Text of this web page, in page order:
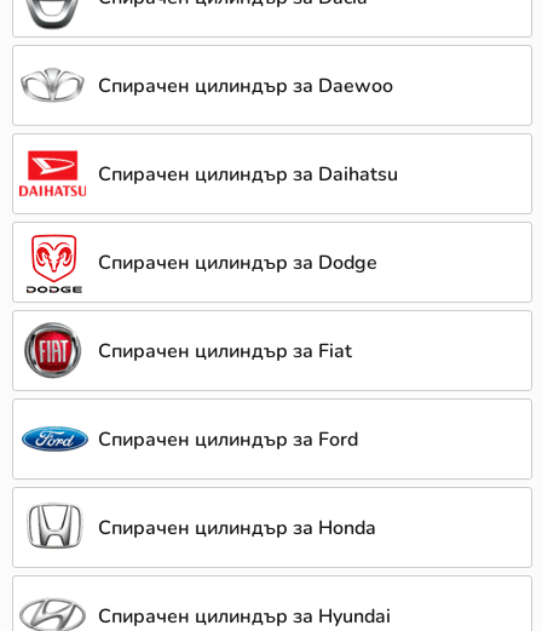
Спирачен цилиндър за Daewoo
Спирачен цилиндър за Daihatsu
Спирачен цилиндър за Dodge
Спирачен цилиндър за Fiat
Спирачен цилиндър за Ford
Спирачен цилиндър за Honda
Спирачен цилиндър за Hyundai